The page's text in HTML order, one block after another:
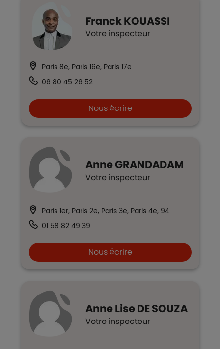
FranckKOUASSI
Votre inspecteur
Paris 8e, Paris 16e, Paris 17e
06 80 45 26 52
Nous écrire
AnneGRANDADAM
Votre inspecteur
Paris 1er, Paris 2e, Paris 3e, Paris 4e, 94
01 58 82 49 39
Nous écrire
Anne LiseDE SOUZA
Votre inspecteur